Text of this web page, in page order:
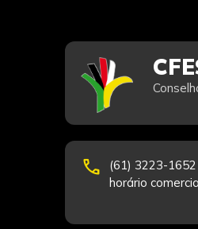
phone
(61) 3223-
horário comercial